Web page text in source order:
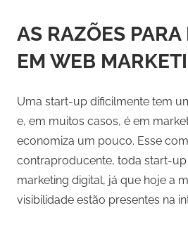
AS RAZÕES PARA
EM WEB
Uma start-up dificilmente tem
e, em muitos casos, é em
economiza um pouco. Esse
contraproducente, toda start-up
marketing digital, já que hoje a
visibilidade estão presentes na